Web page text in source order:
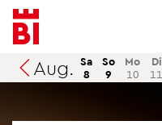
In­
halt
an­
sprin­
Menü
an­
sprin­
gen
Suche
an­
sprin­
genAug. Sa
8
So
9
Mo
10
Di
11